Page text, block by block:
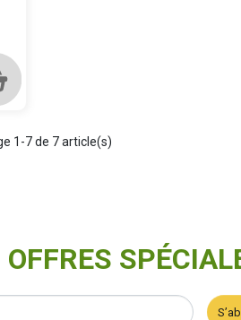
1-7 de 7 article(s)